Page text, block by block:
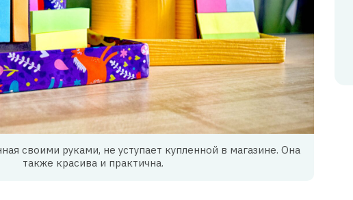
своими руками, не уступает купленной в магазине. Она
также красива и практична.